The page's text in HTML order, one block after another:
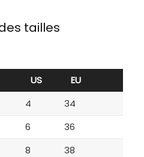
tailles
US
EU
4
34
6
36
8
38